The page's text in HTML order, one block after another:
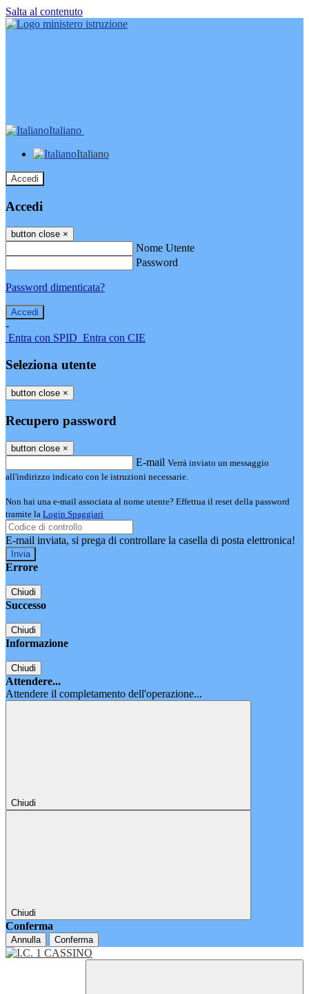
Salta al contenuto
Italiano
Italiano
Accedi
Accedi
button close ×
Nome Utente
Password
Password dimenticata?
-
Entra con SPID Entra con CIE
Seleziona utente
button close ×
Recupero password
button close ×
E-mail Verrà inviato un messaggio
all'indirizzo indicato con le istruzioni necessarie.
Non hai una e-mail associata al nome utente? Effettua il reset della password
tramite la Login Spaggiari
E-mail inviata, si prega di controllare la casella di posta elettronica!
Errore
Chiudi
Successo
Chiudi
Informazione
Chiudi
Attendere...
Attendere il completamento dell'operazione...
Chiudi
Chiudi
Conferma
Annulla Conferma